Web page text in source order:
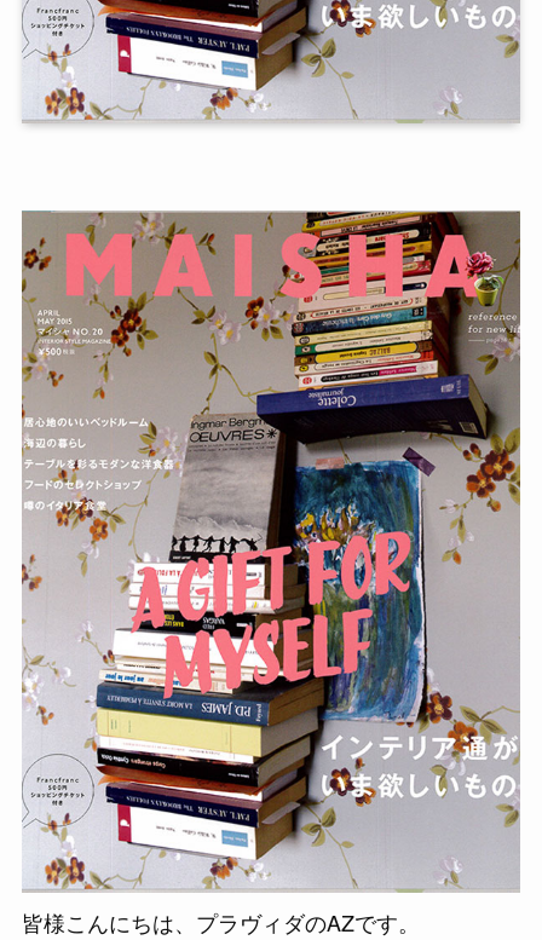
皆様こんにちは、プラヴィダのAZです。